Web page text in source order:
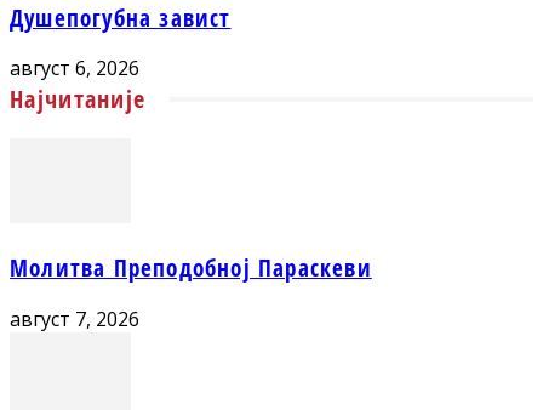
Душепогубна завист
август 6, 2026
Најчитаније
Молитва Преподобној Параскеви
август 7, 2026